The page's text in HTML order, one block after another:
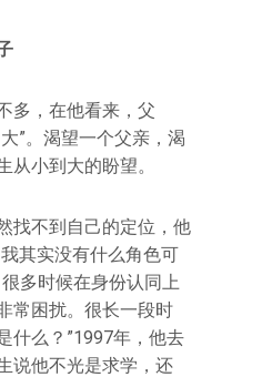
多，在他看来，父
”。渴望一个父亲，渴
从小到大的盼望。
找不到自己的定位，他
其实没有什么角色可
很多时候在身份认同上
常困扰。很长一段时
什么？”1997年，他去
说他不光是求学，还